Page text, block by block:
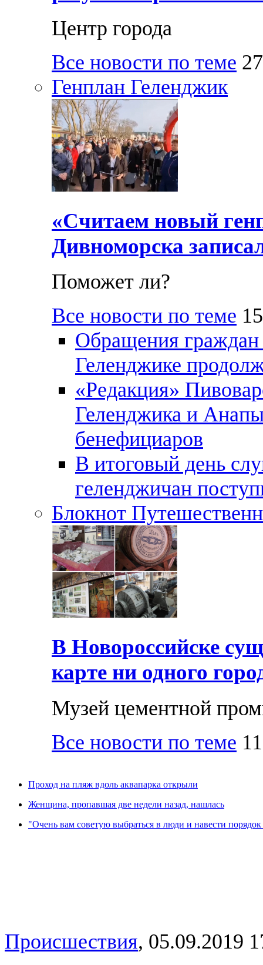
Центр города
Все новости по теме
Генплан Геленджик
«Считаем новый
Дивноморска
Поможет ли?
Все новости по теме
Обращения граждан
Геленджике
«Редакция»
Геленджика и
бенефициаров
В итоговый день
геленджичан
Блокнот
В Новороссийске
карте ни одного
Музей цементной
Все новости по теме
Проход на пляж вдоль аквапарка открыли
Женщина, пропавшая две недели назад, нашлась
"Очень вам советую выбраться в люди и навести
Происшествия, 05.09.2019